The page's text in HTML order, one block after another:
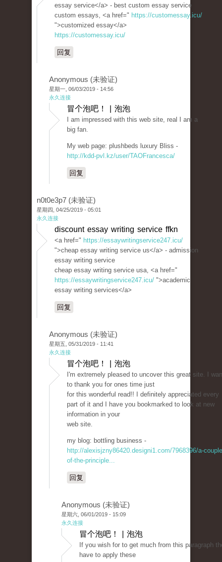
essay service</a> - best custom essay service
custom essays, <a href=" https://customessay.icu/
">customized essay</a>
https://customessay.icu/
回复
Anonymous (未验证)
星期一, 06/03/2019 - 14:56
永久连接
冒个泡吧！ | 泡泡
I am impressed with this web site, real I am a
big fan.
My web page: plushbeds luxury Bliss -
http://kdd-pvl.kz/user/TAOFrancesca/
回复
n0t0e3p7 (未验证)
星期四, 04/25/2019 - 05:01
永久连接
discount essay writing service ffkn
<a href=" https://essaywritingservice247.icu/
">cheap essay writing service us</a> - admission
essay writing service
cheap essay writing service usa, <a href="
https://essaywritingservice247.icu/ ">academic
essay writing services</a>
回复
Anonymous (未验证)
星期五, 05/31/2019 - 11:41
永久连接
冒个泡吧！ | 泡泡
I'm extremely pleased to uncover this great site. I
to thank you for ones time just
for this wonderful read!! I definitely appreciated every
part of it and I have you bookmarked to look at new
information in your
web site.
my blog: bottling business -
http://alexisjzny86420.designi1.com/7968396/a-
of-the-principle...
回复
Anonymous (未验证)
星期六, 06/01/2019 - 15:09
永久连接
冒个泡吧！ | 泡泡
If you wish for to get much from this paragraph
have to apply these